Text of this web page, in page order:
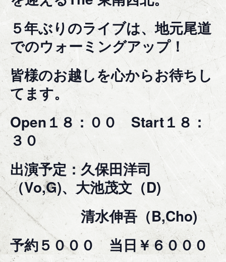
５年ぶりのライブは、地元尾道
でのウォーミングアップ！
皆様のお越しを心からお待ちし
てます。
Open１８：００ Start１８：
３０
出演予定：久保田洋司
（Vo,G)、大池茂文（D)
清水伸吾（B,Cho)
予約５０００ 当日￥６０００